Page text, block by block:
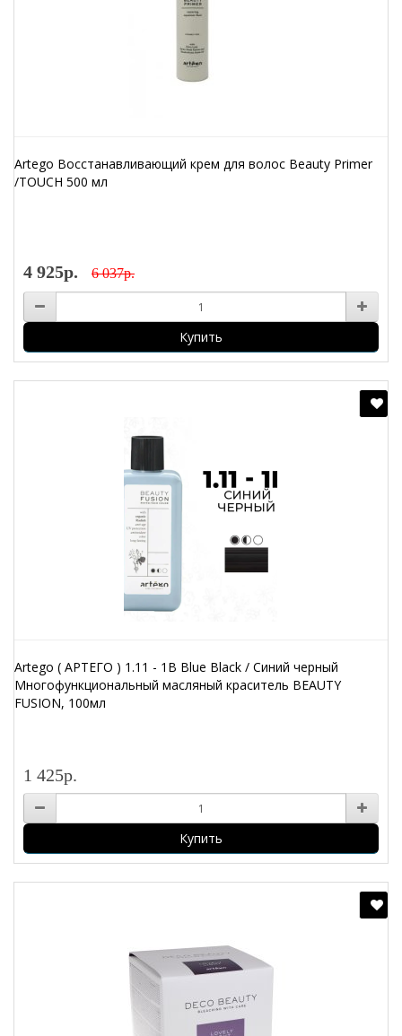
Artego Восстанавливающий крем для волос Beauty Primer
/TOUCH 500 мл
4 925р. 6 037р.
Купить
Artego ( АРТЕГО ) 1.11 - 1B Blue Black / Синий черный
Многофункциональный масляный краситель BEAUTY
FUSION, 100мл
1 425р.
Купить